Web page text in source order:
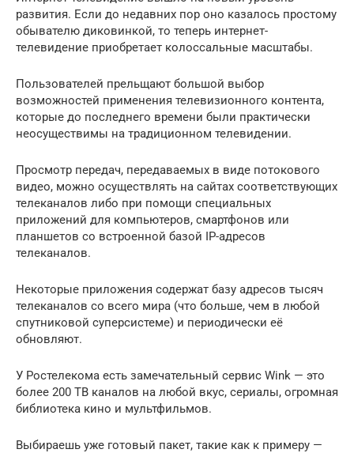
развития. Если до недавних пор оно казалось простому
обывателю диковинкой, то теперь интернет-
телевидение приобретает колоссальные масштабы.
Пользователей прельщают большой выбор
возможностей применения телевизионного контента,
которые до последнего времени были практически
неосуществимы на традиционном телевидении.
Просмотр передач, передаваемых в виде потокового
видео, можно осуществлять на сайтах соответствующих
телеканалов либо при помощи специальных
приложений для компьютеров, смартфонов или
планшетов со встроенной базой IP-адресов
телеканалов.
Некоторые приложения содержат базу адресов тысяч
телеканалов со всего мира (что больше, чем в любой
спутниковой суперсистеме) и периодически её
обновляют.
У Ростелекома есть замечательный сервис Wink — это
более 200 ТВ каналов на любой вкус, сериалы, огромная
библиотека кино и мультфильмов.
Выбираешь уже готовый пакет, такие как к примеру —